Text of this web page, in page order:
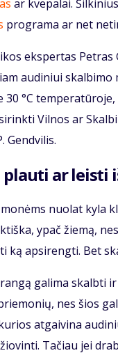
ar kvepalai.
programa ar net
ekspertas
audiniui
30 °C
Vilnos ar
Gendvilis.
plauti ar leisti
nuolat kyla
ypač žiemą,
ką apsirengti. Bet
galima skalbti
nes šios
atgaivina
Tačiau jei